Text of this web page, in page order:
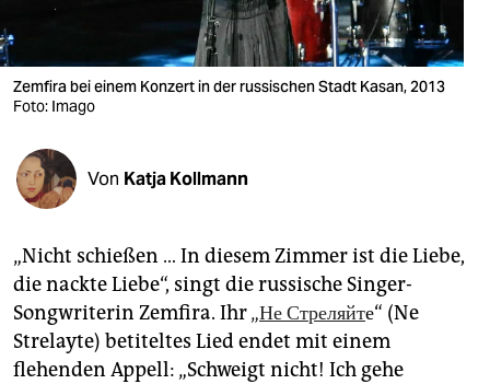
wahrheit
verlag
verlag
veranstaltungen
shop
unterstützen
abo
genossenschaft
Zemfira bei einem Konzert in der russischen Stadt Kasan, 2013
Foto: Imago
Von Katja Kollmann
„Nicht schießen … In diesem Zimmer ist die Liebe,
die nackte Liebe“, singt die russische Singer-
Songwriterin Zemfira. Ihr„Не Стреляйте“ (Ne
Strelayte) betiteltes Lied endet mit einem
flehenden Appell: „Schweigt nicht! Ich gehe